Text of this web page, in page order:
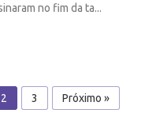
no fim da ta...
2 3 Próximo »